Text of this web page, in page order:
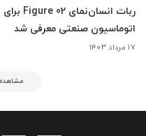
ربات انسان‌نمای Figure 02 برای
اتوماسیون صنعتی معرفی شد
۱۷ مرداد ۱۴۰۳